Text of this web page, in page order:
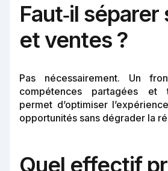
Faut‑il
et ventes ?
Pas nécessairement. Un
compétences partagées et
permet d’optimiser
opportunités sans dégrader la
Quel effectif